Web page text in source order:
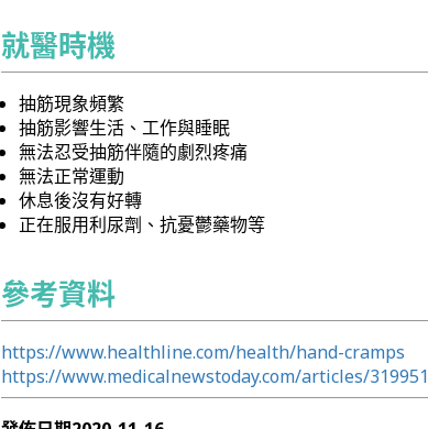
就醫時機
抽筋現象頻繁
抽筋影響生活、工作與睡眠
無法忍受抽筋伴隨的劇烈疼痛
無法正常運動
休息後沒有好轉
正在服用利尿劑、抗憂鬱藥物等
參考資料
https://www.healthline.com/health/hand-cramps
https://www.medicalnewstoday.com/articles/319951